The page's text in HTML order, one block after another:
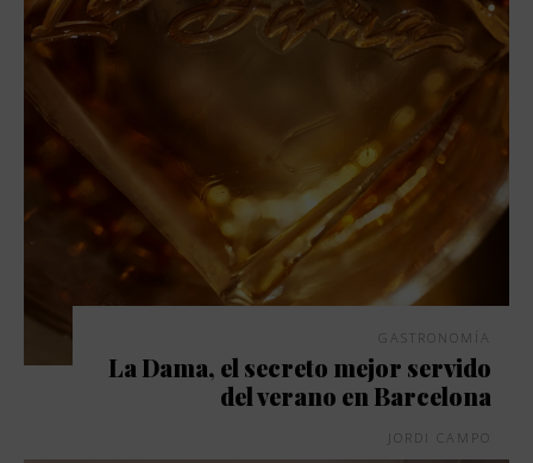
GASTRONOMÍA
La Dama, el secreto mejor servido
del verano en Barcelona
JORDI CAMPO